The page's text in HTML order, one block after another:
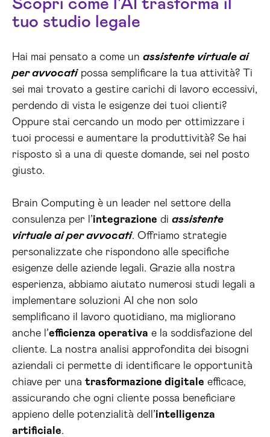
Scopri come l'AI trasforma il
tuo studio legale
Hai mai pensato a come un assistente virtuale ai
per avvocatipossa semplificare la tua attività? Ti
sei mai trovato a gestire carichi di lavoro eccessivi,
perdendo di vista le esigenze dei tuoi clienti?
Oppure stai cercando un modo per ottimizzare i
tuoi processi e aumentare la produttività? Se hai
risposto sì a una di queste domande, sei nel posto
giusto.
Brain Computing è un leader nel settore della
consulenza per l’integrazione di assistente
virtuale ai per avvocati. Offriamo strategie
personalizzate che rispondono alle specifiche
esigenze delle aziende legali. Grazie alla nostra
esperienza, abbiamo aiutato numerosi studi legali a
implementare soluzioni AI che non solo
semplificano il lavoro quotidiano, ma migliorano
anche l’efficienza operativa e la soddisfazione del
cliente. La nostra analisi approfondita dei bisogni
aziendali ci permette di identificare le opportunità
chiave per una trasformazione digitale efficace,
assicurando che ogni cliente possa beneficiare
appieno delle potenzialità dell’intelligenza
artificiale.